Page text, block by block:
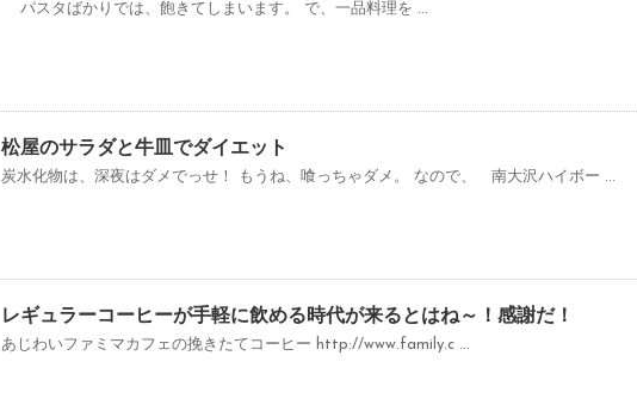
パスタばかりでは、飽きてしまいます。 で、一品料理を ...
松屋のサラダと牛皿でダイエット
炭水化物は、深夜はダメでっせ！ もうね、喰っちゃダメ。 なので、 南大沢ハイボー ...
レギュラーコーヒーが手軽に飲める時代が来るとはね～！感謝だ！
あじわいファミマカフェの挽きたてコーヒー http://www.family.c ...